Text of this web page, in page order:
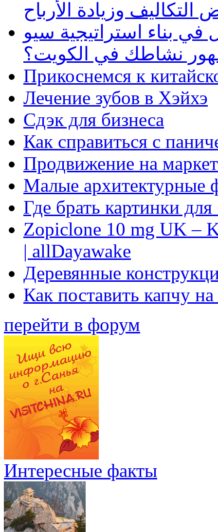
وزيادة الأرباح
بناء استراتيجية سيو
نشاطك في الكويت؟
Прикоснемся к
Лечение зубов в Хэйхэ
Сдэк для бизнеса
Как справиться с
Продвижение на
Малые архитектурные
Где брать картинки
Zopiclone 10 mg UK –
| allDayawake
Деревянные
Как поставить капчу
перейти в форум
Интересные факты